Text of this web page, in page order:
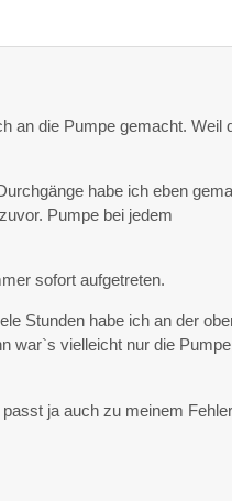
an die Pumpe gemacht. Weil
habe ich eben
Pumpe bei jedem
sofort aufgetreten.
Stunden habe ich an der
war`s vielleicht nur die
ja auch zu meinem